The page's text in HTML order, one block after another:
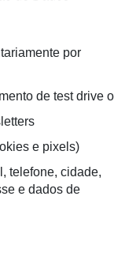
por
de test drive
e pixels)
telefone, cidade,
e dados de